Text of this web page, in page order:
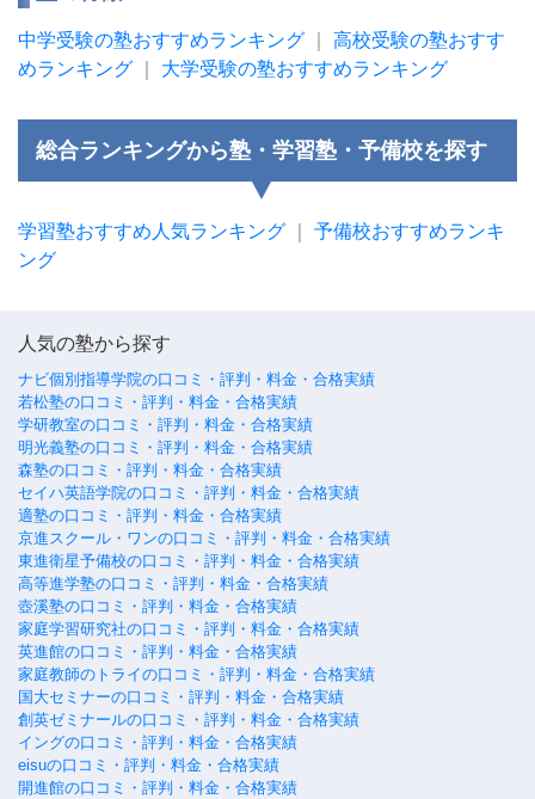
中学受験の塾おすすめランキング
高校受験の塾おすす
めランキング
大学受験の塾おすすめランキング
総合ランキングから塾・学習塾・予備校を探す
学習塾おすすめ人気ランキング
予備校おすすめランキ
ング
人気の塾から探す
ナビ個別指導学院の口コミ・評判・料金・合格実績
若松塾の口コミ・評判・料金・合格実績
学研教室の口コミ・評判・料金・合格実績
明光義塾の口コミ・評判・料金・合格実績
森塾の口コミ・評判・料金・合格実績
セイハ英語学院の口コミ・評判・料金・合格実績
適塾の口コミ・評判・料金・合格実績
京進スクール・ワンの口コミ・評判・料金・合格実績
東進衛星予備校の口コミ・評判・料金・合格実績
高等進学塾の口コミ・評判・料金・合格実績
壺溪塾の口コミ・評判・料金・合格実績
家庭学習研究社の口コミ・評判・料金・合格実績
英進館の口コミ・評判・料金・合格実績
家庭教師のトライの口コミ・評判・料金・合格実績
国大セミナーの口コミ・評判・料金・合格実績
創英ゼミナールの口コミ・評判・料金・合格実績
イングの口コミ・評判・料金・合格実績
eisuの口コミ・評判・料金・合格実績
開進館の口コミ・評判・料金・合格実績